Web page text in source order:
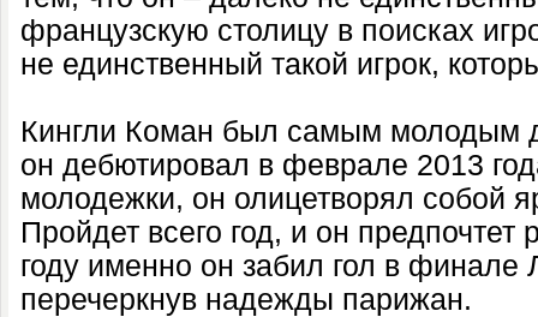
французскую столицу в поисках
не единственный такой игрок,
Кингли Коман был самым молодым
он дебютировал в феврале 2013
молодежки, он олицетворял собой
Пройдет всего год, и он
году именно он забил гол в
перечеркнув надежды парижан.